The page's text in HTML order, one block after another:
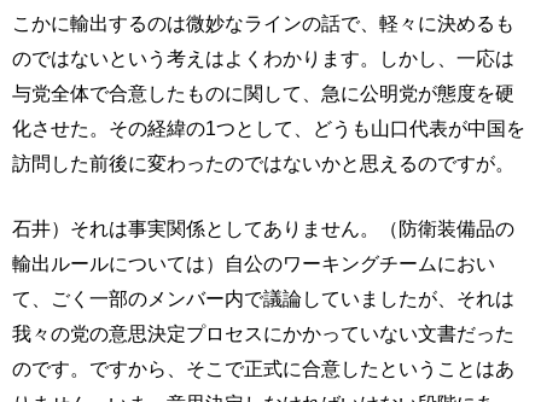
こかに輸出するのは微妙なラインの話で、軽々に決めるも
のではないという考えはよくわかります。しかし、一応は
与党全体で合意したものに関して、急に公明党が態度を硬
化させた。その経緯の1つとして、どうも山口代表が中国を
訪問した前後に変わったのではないかと思えるのですが。
石井）それは事実関係としてありません。（防衛装備品の
輸出ルールについては）自公のワーキングチームにおい
て、ごく一部のメンバー内で議論していましたが、それは
我々の党の意思決定プロセスにかかっていない文書だった
のです。ですから、そこで正式に合意したということはあ